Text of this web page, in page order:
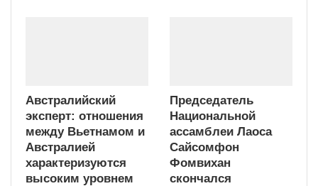
Австралийский
эксперт: отношения
между Вьетнамом и
Австралией
характеризуются
высоким уровнем
Председатель
Национальной
ассамблеи Лаоса
Сайсомфон
Фомвихан
скончался